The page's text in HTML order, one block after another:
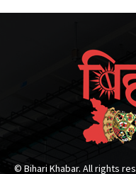
© Bihari Khabar. All rights